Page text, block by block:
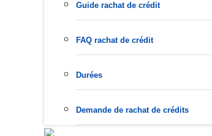
Guide rachat de crédit
FAQ rachat de crédit
Durées
Demande de rachat de crédits